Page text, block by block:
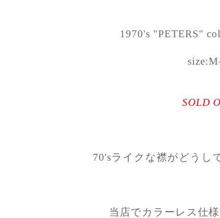
1970's "PETERS"
SOLD
70'sライクな襟がどうし
当店でカラーレス仕